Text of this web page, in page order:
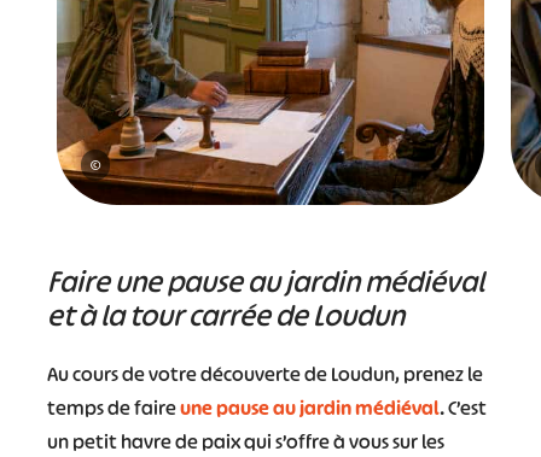
©
Faire une pause au jardin médiéval
et à la tour carrée de Loudun
Au cours de votre découverte de Loudun, prenez le
temps de faireune pause au jardin médiéval. C’est
un petit havre de paix qui s’offre à vous sur les